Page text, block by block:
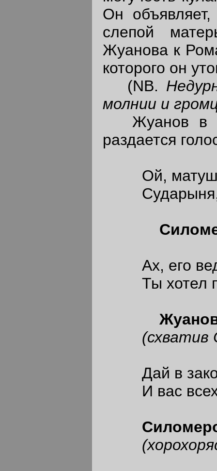
Он
слепой
Жуанова к
которого он
(NB.
молнии и
Жуанов в
раздается
Ой,
Сударыня,
Ах, его
Ты хотел
(схватив
Дай в
И вас всех